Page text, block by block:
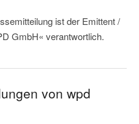
ist der Emittent /
GmbH« verantwortlich.
von wpd